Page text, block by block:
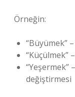
Örneğin:
“Büyümek”
“Küçülmek”
değiştirmesi